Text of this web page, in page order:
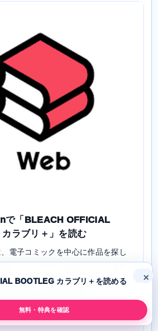
で「BLEACH OFFICIAL
ラブリ＋」を読む
電子コミックを中心に作品を探し
サービスです。作品ページでは巻
試し読み、関連巻を確認できるた
OFFICIAL BOOTLEG カラブリ
う前の比較先として使えます。
BOOTLEG カラブリ＋を読める
無料・特典を確認
×